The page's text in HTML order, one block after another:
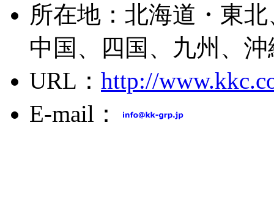
所在地：北海道・東
中国、四国、九州、沖
URL： http://
E-mail：